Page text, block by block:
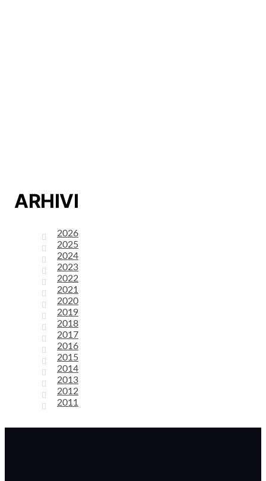
ARHIVI
2026
2025
2024
2023
2022
2021
2020
2019
2018
2017
2016
2015
2014
2013
2012
2011